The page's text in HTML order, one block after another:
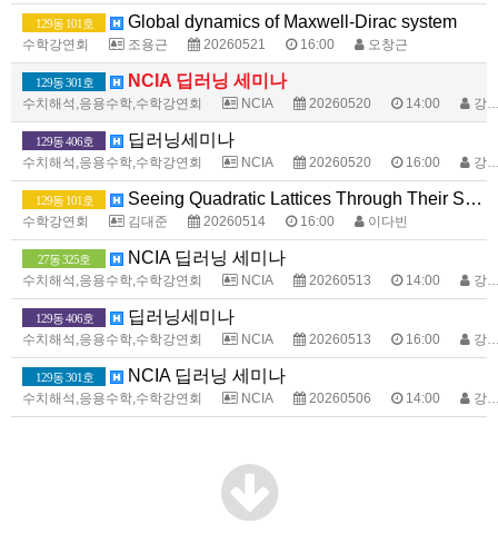
129동 101호 Global dynamics of Maxwell-Dirac system
수학강연회 조용근 20260521 16:00 오창근
129동 301호 NCIA 딥러닝 세미나
수치해석,응용수학,수학강연회 NCIA 20260520 14:00 강명주
129동 406호 딥러닝세미나
수치해석,응용수학,수학강연회 NCIA 20260520 16:00 강명주
129동 101호 Seeing Quadratic Lattices Through Their Substructures
수학강연회 김대준 20260514 16:00 이다빈
27동 325호 NCIA 딥러닝 세미나
수치해석,응용수학,수학강연회 NCIA 20260513 14:00 강명주
129동 406호 딥러닝세미나
수치해석,응용수학,수학강연회 NCIA 20260513 16:00 강명주
129동 301호 NCIA 딥러닝 세미나
수치해석,응용수학,수학강연회 NCIA 20260506 14:00 강명주